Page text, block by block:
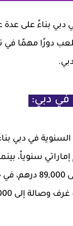
دبي بناءً على
دورًا مهمًا
السنوية في دبي
حول 51,000 درهم
243,000 درهم سنوياً.